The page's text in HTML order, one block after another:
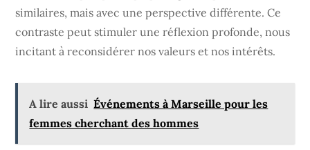
similaires, mais avec une perspective différente. Ce
contraste peut stimuler une réflexion profonde, nous
incitant à reconsidérer nos valeurs et nos intérêts.
A lire aussi Événements à Marseille pour les
femmes cherchant des hommes